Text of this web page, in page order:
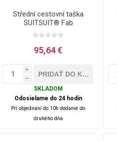
Střední cestovní taška
SUITSUIT® Fab
Seventies Red Ochre -
95,64 €
i
h
SKLADOM
Odosielame do 24 hodín
Pri objednaní do 10h dodanie do
druhého dňa